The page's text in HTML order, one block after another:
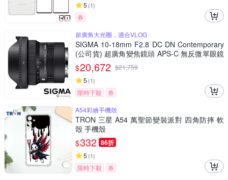
5 (1)
券
超廣角大光圈，適合VLOG
SIGMA 10-18mm F2.8 DC DN Contemporary
(公司貨) 超廣角變焦鏡頭 APS-C 無反微單眼鏡
頭
$20,672 $21,759
5 (1)
限時下殺
券
A54彩繪手機殼
TRON 三星 A54 萬聖節變裝派對 四角防摔 軟
殼 手機殼
$332 86折
5 (1)
限時下殺
券